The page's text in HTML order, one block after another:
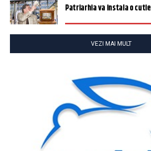
Patriarhia va instala o
VEZI MAI MULT